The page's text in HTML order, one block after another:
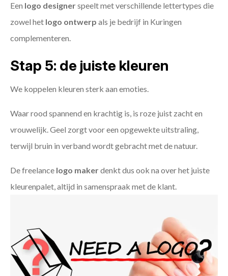
Een logo designerspeelt met verschillende lettertypes die
zowel het logo ontwerp als je bedrijf in Kuringen
complementeren.
Stap 5: de juiste kleuren
We koppelen kleuren sterk aan emoties.
Waar rood spannend en krachtig is, is roze juist zacht en
vrouwelijk. Geel zorgt voor een opgewekte uitstraling,
terwijl bruin in verband wordt gebracht met de natuur.
De freelance logo makerdenkt dus ook na over het juiste
kleurenpalet, altijd in samenspraak met de klant.